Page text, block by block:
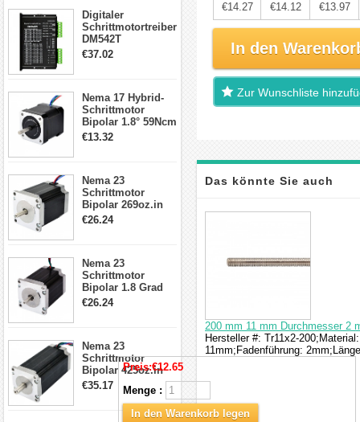
Digitaler
Schrittmotortreiber
DM542T
Schrittmotor
Schrittmotor
€37.02
Nema 17 Hybrid-
Schrittmotor
Bipolar 1.8° 59Ncm
2A 4 Drähte mit 1m
€13.32
Nema 23
Schrittmotor
Bipolar 269oz.in
2,8A 57x57x76mm
€26.24
Nema 23
Schrittmotor
Bipolar 1.8 Grad
1.9Nm 3A 3.36V 4
€26.24
Nema 23
Schrittmotor
Bipolar 425oz.in
4.2A 57x57x114mm
4 Draht Hybrid
Schrittmotor
€35.17
€14.27 €14.12 €13.97
In den
Zur Wunschliste
Das könnte Sie auch
interessieren
200 mm 11 mm Durchmesser 2
Hersteller #: Tr11x2-
11mm;Fadenführung:
Preis:€12.65
Menge :
In den Warenkorb legen